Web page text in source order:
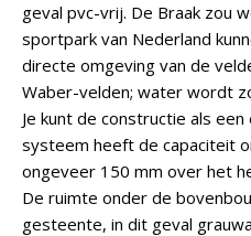
geval pvc-vrij. De Braak zou
sportpark van Nederland
directe omgeving van de
Waber-velden; water wordt
Je kunt de constructie als
systeem heeft de capaciteit
ongeveer 150 mm over het
De ruimte onder de
gesteente, in dit geval